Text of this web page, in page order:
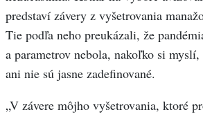
predstaví závery z vyšetrovania
Tie podľa neho preukázali, že
a parametrov nebola, nakoľko si myslí,
ani nie sú jasne zadefinované.
„V závere môjho vyšetrovania, ktoré